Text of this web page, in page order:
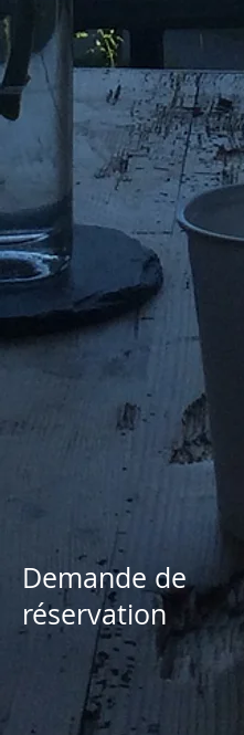
Demande de
réservation